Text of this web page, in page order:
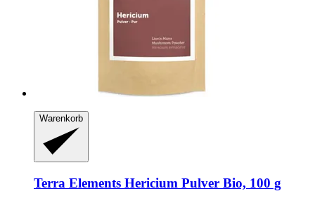
Warenkorb
Terra Elements Hericium Pulver Bio, 100 g